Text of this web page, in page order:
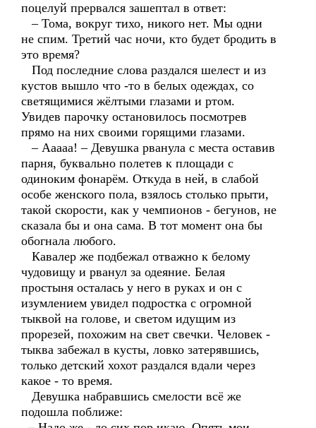
поцелуй прервался зашептал в ответ:
– Тома, вокруг тихо, никого нет. Мы одни
не спим. Третий час ночи, кто будет бродить в
это время?
Под последние слова раздался шелест и из
кустов вышло что -то в белых одеждах, со
светящимися жёлтыми глазами и ртом.
Увидев парочку остановилось посмотрев
прямо на них своими горящими глазами.
– Ааааа! – Девушка рванула с места оставив
парня, буквально полетев к площади с
одиноким фонарём. Откуда в ней, в слабой
особе женского пола, взялось столько прыти,
такой скорости, как у чемпионов - бегунов, не
сказала бы и она сама. В тот момент она бы
обогнала любого.
Кавалер же подбежал отважно к белому
чудовищу и рванул за одеяние. Белая
простыня осталась у него в руках и он с
изумлением увидел подростка с огромной
тыквой на голове, и светом идущим из
прорезей, похожим на свет свечки. Человек -
тыква забежал в кусты, ловко затерявшись,
только детский хохот раздался вдали через
какое - то время.
Девушка набравшись смелости всё же
подошла поближе: